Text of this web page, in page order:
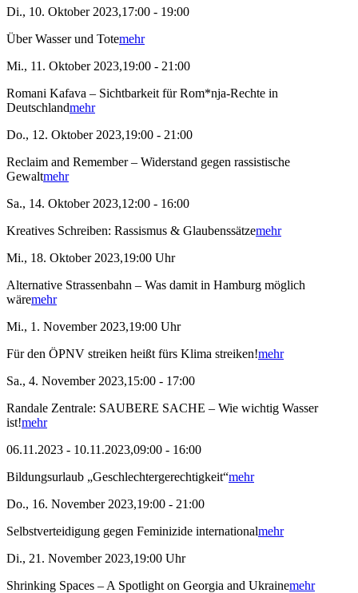
Di., 10. Oktober 2023,17:00 - 19:00
Über Wasser und Totemehr
Mi., 11. Oktober 2023,19:00 - 21:00
Romani Kafava – Sichtbarkeit für Rom*nja-Rechte in
Deutschlandmehr
Do., 12. Oktober 2023,19:00 - 21:00
Reclaim and Remember – Widerstand gegen rassistische
Gewaltmehr
Sa., 14. Oktober 2023,12:00 - 16:00
Kreatives Schreiben: Rassismus & Glaubenssätzemehr
Mi., 18. Oktober 2023,19:00 Uhr
Alternative Strassenbahn – Was damit in Hamburg möglich
wäremehr
Mi., 1. November 2023,19:00 Uhr
Für den ÖPNV streiken heißt fürs Klima streiken!mehr
Sa., 4. November 2023,15:00 - 17:00
Randale Zentrale: SAUBERE SACHE – Wie wichtig Wasser
ist!mehr
06.11.2023 - 10.11.2023,09:00 - 16:00
Bildungsurlaub „Geschlechtergerechtigkeit“mehr
Do., 16. November 2023,19:00 - 21:00
Selbstverteidigung gegen Feminizide internationalmehr
Di., 21. November 2023,19:00 Uhr
Shrinking Spaces – A Spotlight on Georgia and Ukrainemehr